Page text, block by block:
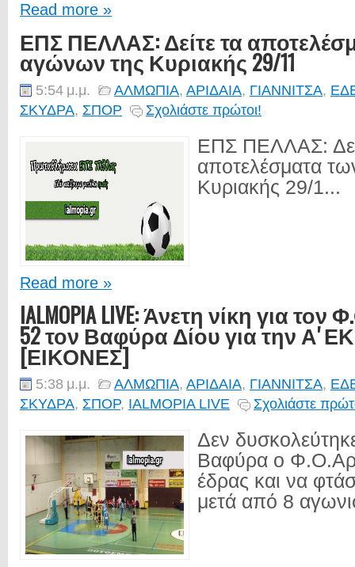
Read more »
ΕΠΣ ΠΕΛΛΑΣ: Δείτε τα
αγώνων της Κυριακής 29/11
5:54 μ.μ. ΑΛΜΩΠΙΑ, ΑΡΙΔΑΙΑ, ΓΙΑΝΝΙΤΣΑ,
ΣΚΥΔΡΑ, ΣΠΟΡ Σχολιάστε πρώτοι!
ΕΠΣ ΠΕΛΛΑΣ:
αποτελέσματα
Κυριακής 29/1...
Read more »
IALMOPIA LIVE: Άνετη νίκη για τον
52 τον Βαφύρα Δίου για την Α'
[ΕΙΚΟΝΕΣ]
5:38 μ.μ. ΑΛΜΩΠΙΑ, ΑΡΙΔΑΙΑ, ΓΙΑΝΝΙΤΣΑ,
ΣΚΥΔΡΑ, ΣΠΟΡ, IALMOPIA LIVE Σχολιάστε
Δεν
Βαφύρα ο
έδρας και να
μετά από 8